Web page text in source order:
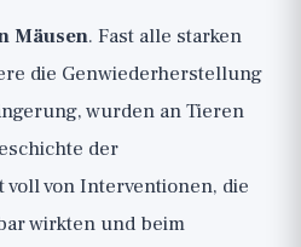
Mäusen. Fast alle starken
die Genwiederherstellung
wurden an Tieren
der
von Interventionen, die
wirkten und beim